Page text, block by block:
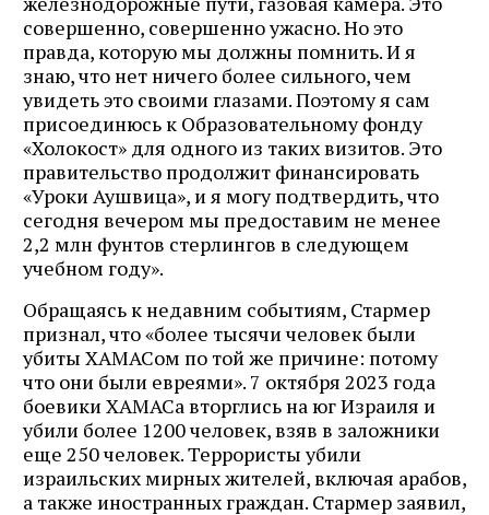
совершенно, совершенно ужасно. Но это
правда, которую мы должны помнить. И я
знаю, что нет ничего более сильного, чем
увидеть это своими глазами. Поэтому я сам
присоединюсь к Образовательному фонду
«Холокост» для одного из таких визитов. Это
правительство продолжит финансировать
«Уроки Аушвица», и я могу подтвердить, что
сегодня вечером мы предоставим не менее
2,2 млн фунтов стерлингов в следующем
учебном году».
Обращаясь к недавним событиям, Стармер
признал, что «более тысячи человек были
убиты ХАМАСом по той же причине: потому
что они были евреями». 7 октября 2023 года
боевики ХАМАСа вторглись на юг Израиля и
убили более 1200 человек, взяв в заложники
еще 250 человек. Террористы убили
израильских мирных жителей, включая арабов,
а также иностранных граждан. Стармер заявил,